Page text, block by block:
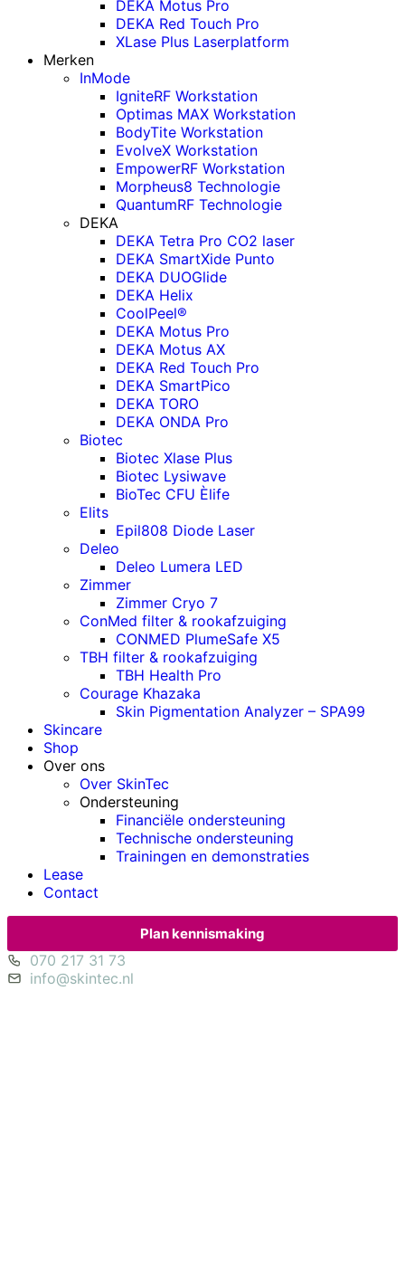
DEKA Motus Pro
DEKA Red Touch Pro
XLase Plus Laserplatform
Merken
InMode
IgniteRF Workstation
Optimas MAX Workstation
BodyTite Workstation
EvolveX Workstation
EmpowerRF Workstation
Morpheus8 Technologie
QuantumRF Technologie
DEKA
DEKA Tetra Pro CO2 laser
DEKA SmartXide Punto
DEKA DUOGlide
DEKA Helix
CoolPeel®
DEKA Motus Pro
DEKA Motus AX
DEKA Red Touch Pro
DEKA SmartPico
DEKA TORO
DEKA ONDA Pro
Biotec
Biotec Xlase Plus
Biotec Lysiwave
BioTec CFU Èlife
Elits
Epil808 Diode Laser
Deleo
Deleo Lumera LED
Zimmer
Zimmer Cryo 7
ConMed filter & rookafzuiging
CONMED PlumeSafe X5
TBH filter & rookafzuiging
TBH Health Pro
Courage Khazaka
Skin Pigmentation Analyzer – SPA99
Skincare
Shop
Over ons
Over SkinTec
Ondersteuning
Financiële ondersteuning
Technische ondersteuning
Trainingen en demonstraties
Lease
Contact
Plan kennismaking
070 217 31 73
info@skintec.nl